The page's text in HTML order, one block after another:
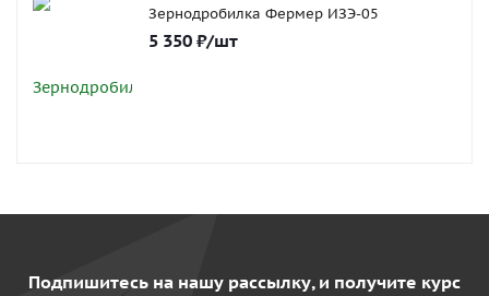
Зернодробилка Фермер ИЗЭ-05
5 350 ₽/шт
Подпишитесь на нашу рассылку, и получите курс